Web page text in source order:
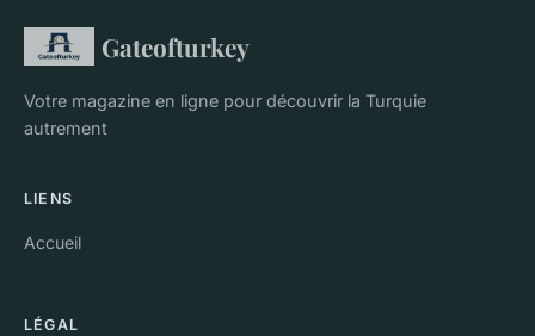
Gateofturkey
Votre magazine en ligne pour découvrir la Turquie
autrement
LIENS
Accueil
LÉGAL